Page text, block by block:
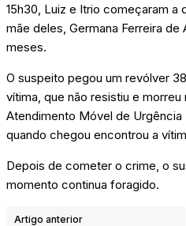
15h30, Luiz e Itrio começaram a
mãe deles, Germana Ferreira de
meses.
O suspeito pegou um revólver
vítima, que não resistiu e
Atendimento Móvel de
quando chegou encontrou a
Depois de cometer o crime, o
momento continua foragido.
Artigo anterior